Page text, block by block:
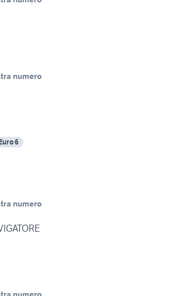
numero
6
numero